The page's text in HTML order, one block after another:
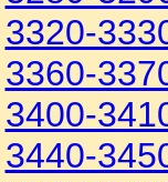
3320-
3360-
3400-
3440-